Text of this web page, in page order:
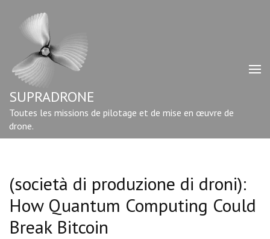
contenu
Entrée)
SUPRADRONE
Toutes les missions de pilotage et de mise en œuvre de
drone.
(società di produzione di droni):
How Quantum Computing Could
Break Bitcoin